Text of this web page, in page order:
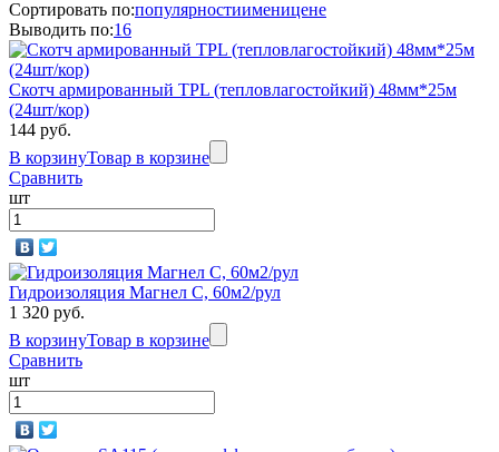
Сортировать по:популярностиименицене
Выводить по:16
Скотч армированный TPL (тепловлагостойкий) 48мм*25м
(24шт/кор)
144 руб.
В корзинуТовар в корзине
Сравнить
шт
Гидроизоляция Магнел C, 60м2/рул
1 320 руб.
В корзинуТовар в корзине
Сравнить
шт